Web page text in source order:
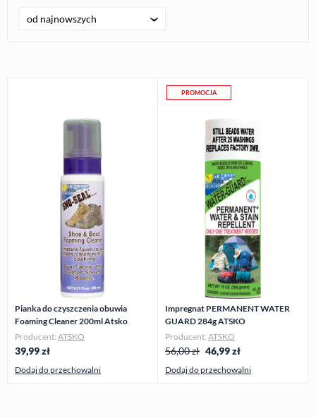
od najnowszych
Pianka do czyszczenia obuwia
Foaming Cleaner 200ml Atsko
Producent: ATSKO
39,99zł
Dodaj do przechowalni
PROMOCJA
Impregnat PERMANENT WATER
GUARD 284g ATSKO
Producent: ATSKO
56,00 zł 46,99zł
Dodaj do przechowalni